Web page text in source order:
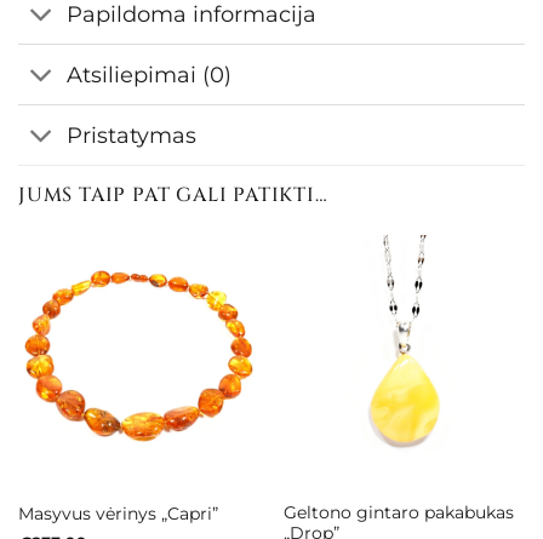
Papildoma informacija
Atsiliepimai (0)
Pristatymas
JUMS TAIP PAT GALI PATIKTI…
Masyvus vėrinys „Capri”
Geltono gintaro pakabukas
„Drop”